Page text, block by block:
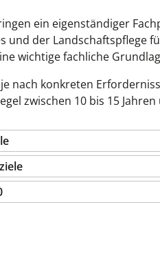
ein eigenständiger
und der Landschaftspflege
wichtige fachliche
nach konkreten
zwischen 10 bis 15